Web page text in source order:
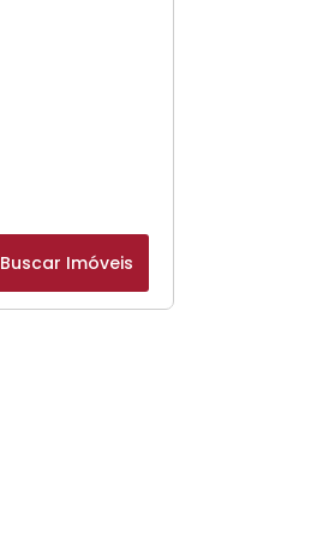
Buscar Imóveis